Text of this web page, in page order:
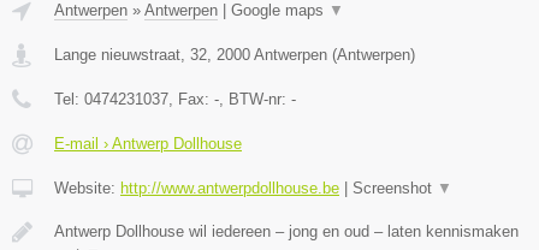
Antwerpen » Antwerpen Google maps ▼
Lange nieuwstraat, 32, 2000 Antwerpen (Antwerpen)
Tel: 0474231037, Fax: -, BTW-nr: -
E-mail › Antwerp Dollhouse
Website: http://www.antwerpdollhouse.be Screenshot ▼
Antwerp Dollhouse wil iedereen – jong en oud – laten kennismaken